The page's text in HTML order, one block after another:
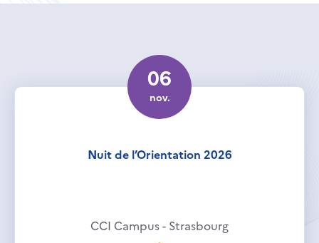
06
nov.
Nuit de l’Orientation 2026
CCI Campus - Strasbourg